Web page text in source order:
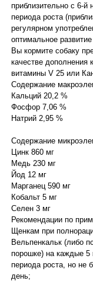
приблизительно с 6-
периода роста
регулярном
оптимальное
Вы кормите собаку
качестве дополнения
витамины V 25 или
Содержание
Кальций 20,2 %
Фосфор 7,06 %
Натрий 2,95 %
Содержание
Цинк 860 мг
Медь 230 мг
Йод 12 мг
Марганец 590 мг
Кобальт 5 мг
Селен 3 мг
Рекомендации по
Щенкам при
Вельпенкальк (либо
порошке) на каждые 5
периода роста, но не
день;